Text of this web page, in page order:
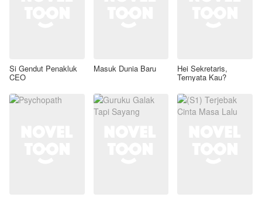
Si Gendut Penakluk
CEO
Masuk Dunia Baru Hei Sekretaris,
Ternyata Kau?